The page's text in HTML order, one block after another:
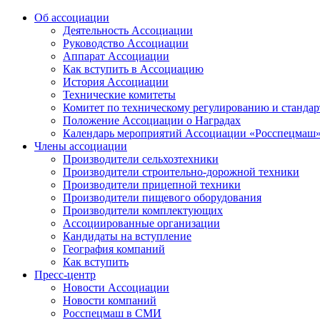
Об ассоциации
Деятельность Ассоциации
Руководство Ассоциации
Аппарат Ассоциации
Как вступить в Ассоциацию
История Ассоциации
Технические комитеты
Комитет по техническому регулированию и
Положение Ассоциации о Наградах
Календарь мероприятий Ассоциации «Росспецмаш»
Члены ассоциации
Производители сельхозтехники
Производители строительно-дорожной техники
Производители прицепной техники
Производители пищевого оборудования
Производители комплектующих
Ассоциированные организации
Кандидаты на вступление
География компаний
Как вступить
Пресс-центр
Новости Ассоциации
Новости компаний
Росспецмаш в СМИ